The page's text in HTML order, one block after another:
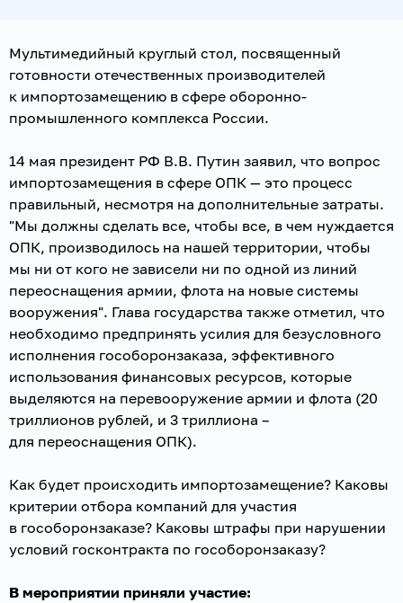
Мультимедийный круглый стол, посвященный
готовности отечественных производителей
к импортозамещению в сфере оборонно-
промышленного комплекса России.
14 мая президент РФ В.В. Путин заявил, что вопрос
импортозамещения в сфере ОПК — это процесс
правильный, несмотря на дополнительные затраты.
"Мы должны сделать все, чтобы все, в чем нуждается
ОПК, производилось на нашей территории, чтобы
мы ни от кого не зависели ни по одной из линий
переоснащения армии, флота на новые системы
вооружения". Глава государства также отметил, что
необходимо предпринять усилия для безусловного
исполнения гособоронзаказа, эффективного
использования финансовых ресурсов, которые
выделяются на перевооружение армии и флота (20
триллионов рублей, и 3 триллиона –
для переоснащения ОПК).
Как будет происходить импортозамещение? Каковы
критерии отбора компаний для участия
в гособоронзаказе? Каковы штрафы при нарушении
условий госконтракта по гособоронзаказу?
В мероприятии приняли участие: